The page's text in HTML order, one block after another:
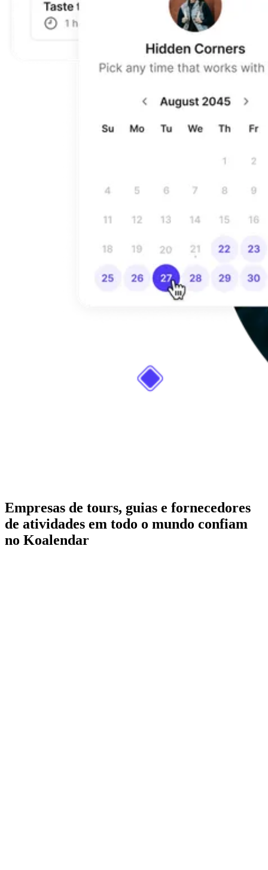
Empresas de tours, guias e fornecedores
de atividades em todo o mundo confiam
no Koalendar